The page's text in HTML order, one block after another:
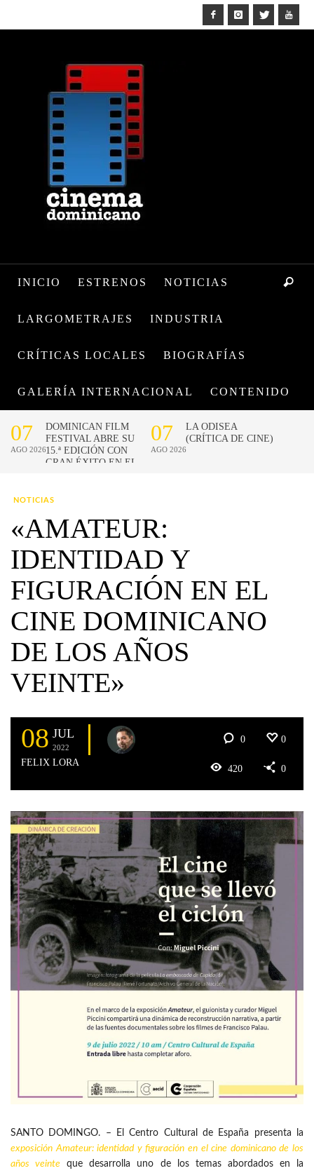
INICIO ESTRENOS NOTICIAS
LARGOMETRAJES INDUSTRIA
CRÍTICAS LOCALES BIOGRAFÍAS
GALERÍA INTERNACIONAL CONTENIDO
NOTICIAS
«AMATEUR:
IDENTIDAD Y
FIGURACIÓN EN EL
CINE DOMINICANO
DE LOS AÑOS
VEINTE»
08 JUL
2022
FELIX LORA
0 0
420 0
SANTO DOMINGO. – El Centro Cultural de España presenta la
exposición Amateur: identidad y figuración en elcine dominicanode los
años veinte que desarrolla uno de los temas abordados en la